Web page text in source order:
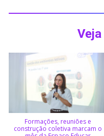
Formações, reuniões e
construção coletiva marcam o